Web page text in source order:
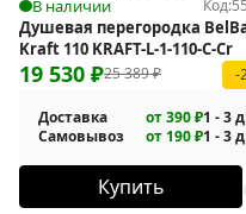
В наличии Код:
Душевая перегородка
Kraft 110 KRAFT-L-1-110-C-Cr
25 389₽
19 530 ₽ -
Доставка от 390 ₽1 - 3
Самовывоз
от 190 ₽1 - 3
Купить